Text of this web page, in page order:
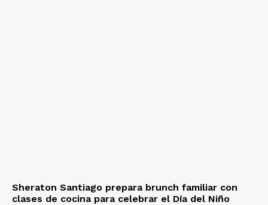
Sheraton Santiago prepara brunch familiar con
clases de cocina para celebrar el Día del Niño